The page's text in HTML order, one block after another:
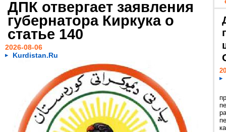
ДПК отвергает заявления
губернатора Киркука о
статье 140
2026-08-06
Kurdistan.Ru